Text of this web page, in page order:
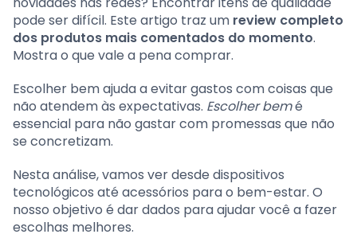
pode ser difícil. Este artigo traz um review completo
dos produtos mais comentados do momento.
Mostra o que vale a pena comprar.
Escolher bem ajuda a evitar gastos com coisas que
não atendem às expectativas. Escolher bemé
essencial para não gastar com promessas que não
se concretizam.
Nesta análise, vamos ver desde dispositivos
tecnológicos até acessórios para o bem-estar. O
nosso objetivo é dar dados para ajudar você a fazer
escolhas melhores.